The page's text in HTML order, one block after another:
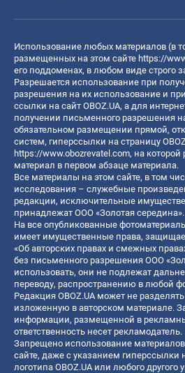
Использование любых материалов (в
размещенных на этом сайте https://
его поддоменах, в любом виде строго
Разрешается использование при
разрешения на их использование и
ссылки на сайт OBOZ.UA, а для
получении письменного разрешения
обязательном размещении прямой,
систем, гиперссылки на страницу
https://www.obozrevatel.com, на
материал в первом абзаце материала.
Все материалы на этом сайте, в том
исследования – служебные
редакции, исключительные
принадлежат ООО «Золотая середина».
На все опубликованные
имеет имущественные права,
«Об авторских правах и смежных
без письменного разрешения ООО
использовать, они не подлежат
переводу, распространению в любой
Редакция OBOZ.UA может не
изложенную в авторском материале.
информации, размещенной в
ответственность несет рекламодатель.
Запрещено использование
сайте, даже с указанием гиперссылки
логотипа OBOZ.UA или любого другого